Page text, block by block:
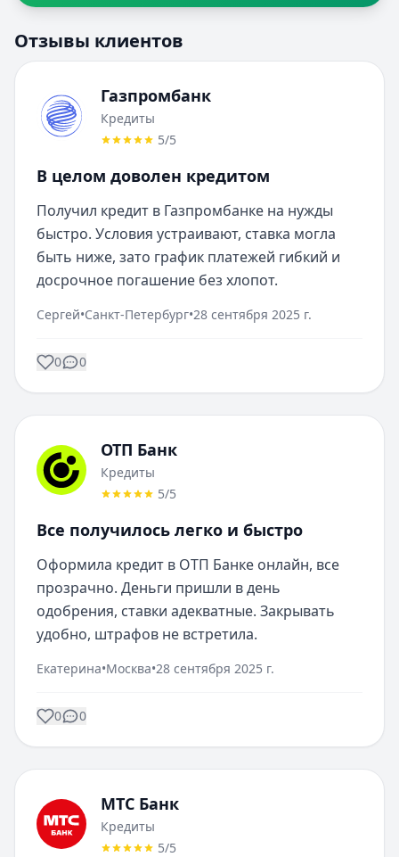
Отзывы клиентов
Газпромбанк
Кредиты
5/5
В целом доволен кредитом
Получил кредит в Газпромбанке на нужды
быстро. Условия устраивают, ставка могла
быть ниже, зато график платежей гибкий и
досрочное погашение без хлопот.
Сергей•Санкт-Петербург•28 сентября 2025 г.
0 0
ОТП Банк
Кредиты
5/5
Все получилось легко и быстро
Оформила кредит в ОТП Банке онлайн, все
прозрачно. Деньги пришли в день
одобрения, ставки адекватные. Закрывать
удобно, штрафов не встретила.
Екатерина•Москва•28 сентября 2025 г.
0 0
МТС Банк
Кредиты
5/5